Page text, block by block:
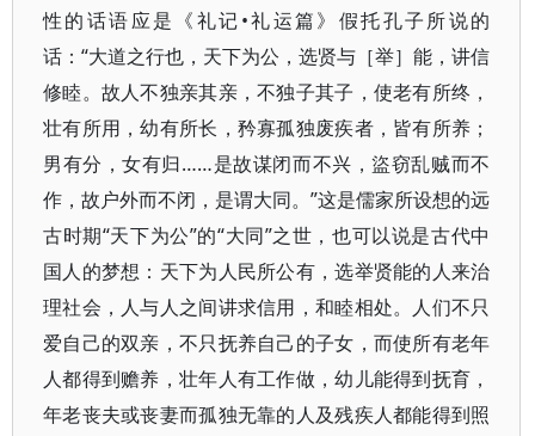
性的话语应是《礼记•礼运篇》假托孔子所说的
话：“大道之行也，天下为公，选贤与［举］能，讲信
修睦。故人不独亲其亲，不独子其子，使老有所终，
壮有所用，幼有所长，矜寡孤独废疾者，皆有所养；
男有分，女有归……是故谋闭而不兴，盜窃乱贼而不
作，故户外而不闭，是谓大同。”这是儒家所设想的远
古时期“天下为公”的“大同”之世，也可以说是古代中
国人的梦想：天下为人民所公有，选举贤能的人来治
理社会，人与人之间讲求信用，和睦相处。人们不只
爱自己的双亲，不只抚养自己的子女，而使所有老年
人都得到赡养，壮年人有工作做，幼儿能得到抚育，
年老丧夫或丧妻而孤独无靠的人及残疾人都能得到照